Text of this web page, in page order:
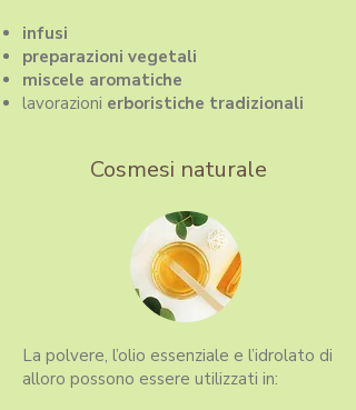
infusi
preparazioni vegetali
miscele aromatiche
lavorazioni erboristiche tradizionali
Cosmesi naturale
La polvere, l’olio essenziale e l’idrolato di
alloro possono essere utilizzati in: